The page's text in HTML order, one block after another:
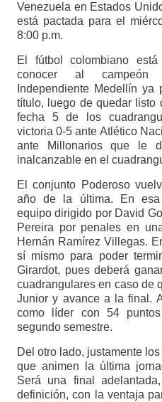
Venezuela en Estados
está pactada para el
8:00 p.m.
El fútbol colombiano
conocer al campeón
Independiente Medellín
título, luego de quedar listo
fecha 5 de los
victoria 0-5 ante Atlético
ante Millonarios que le
inalcanzable en el
El conjunto Poderoso
año de la última. En esa
equipo dirigido por David
Pereira por penales en
Hernán Ramírez Villegas.
sí mismo para poder
Girardot, pues deberá
cuadrangulares en caso de
Junior y avance a la final.
como líder con 54
segundo semestre.
Del otro lado, justamente
que animen la última
Será una final
definición, con la ventaja